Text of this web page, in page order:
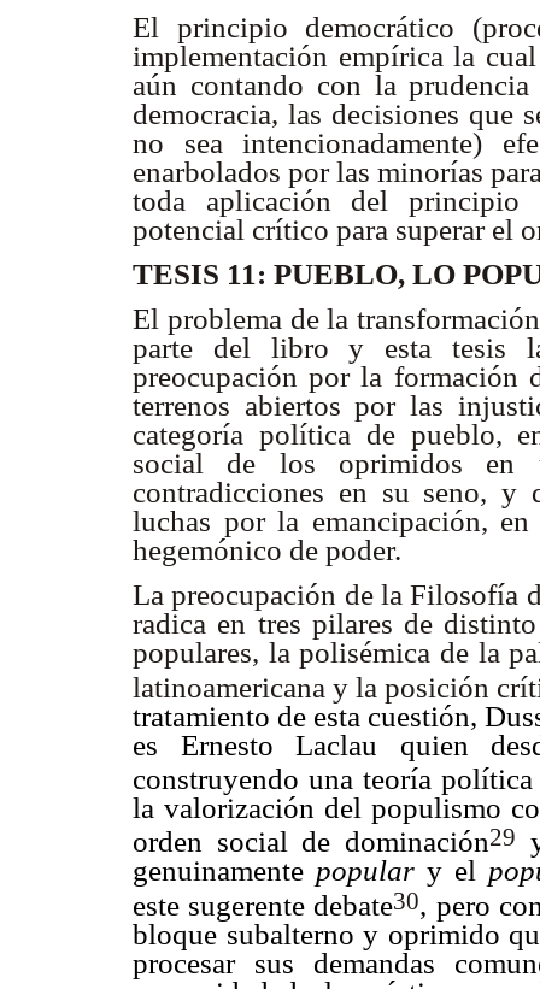
El principio democrático
implementación empírica la
aún contando con la
democracia, las decisiones que
no sea intencionadamente)
enarbolados por las minorías
toda aplicación del principio
potencial crítico para superar el
TESIS 11: PUEBLO, LO
El problema de la
parte del libro y esta tesis
preocupación por la formación
terrenos abiertos por las
categoría política de pueblo,
social de los oprimidos en
contradicciones en su seno, y
luchas por la emancipación,
hegemónico de poder.
La preocupación de la Filosofía
radica en tres pilares de
populares, la polisémica de la
latinoamericana y la posición
tratamiento de esta cuestión,
es Ernesto Laclau quien
construyendo una teoría
la valorización del populismo
orden social de dominación29
genuinamente popular y el
este sugerente debate30, pero
bloque subalterno y oprimido
procesar sus demandas